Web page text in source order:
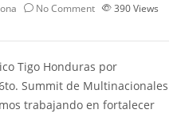
No Comment 390Views
Tigo Honduras por
Summit de Multinacionales
trabajando en fortalecer